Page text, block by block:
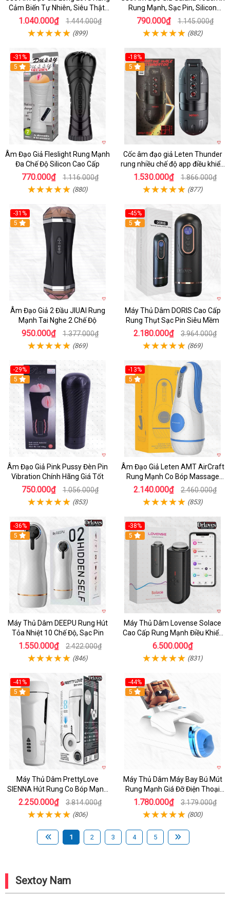
Cảm Biến Tự Nhiên, Siêu Thật,
Sướng
1.040.000₫ 1.444.000₫
(899)
Rung Mạnh, Sạc Pin, Silicon
Mềm
790.000₫ 1.145.000₫
(882)
-31%
5
Âm Đạo Giả Fleslight Rung Mạnh
Đa Chế Độ Silicon Cao Cấp
770.000₫ 1.116.000₫
(880)
-18%
5
Cốc âm đạo giả Leten Thunder
rung nhiều chế độ app điều khiển
tiện lợi
1.530.000₫ 1.866.000₫
(877)
-31%
5
Âm Đạo Giả 2 Đầu JIUAI Rung
Mạnh Tai Nghe 2 Chế Độ
950.000₫ 1.377.000₫
(869)
-45%
Hot
5
Máy Thủ Dâm DORIS Cao Cấp
Rung Thụt Sạc Pin Siêu Mềm
2.180.000₫ 3.964.000₫
(869)
-29%
5
Âm Đạo Giả Pink Pussy Đèn Pin
Vibration Chính Hãng Giá Tốt
750.000₫ 1.056.000₫
(853)
-13%
5
Âm Đạo Giả Leten AMT AirCraft
Rung Mạnh Co Bóp Massage
Êm Ái
2.140.000₫ 2.460.000₫
(853)
-36%
Hot
5
Máy Thủ Dâm DEEPU Rung Hút
Tỏa Nhiệt 10 Chế Độ, Sạc Pin
1.550.000₫ 2.422.000₫
(846)
-38%
Hot
5
Máy Thủ Dâm Lovense Solace
Cao Cấp Rung Mạnh Điều Khiển
App
6.500.000₫
(831)
-41%
Hot
5
Máy Thủ Dâm PrettyLove
SIENNA Hút Rung Co Bóp Mạnh
Mẽ Nam
2.250.000₫ 3.814.000₫
(806)
-44%
Hot
5
Máy Thủ Dâm Máy Bay Bú Mút
Rung Mạnh Giá Đỡ Điện Thoại
Chính Hãng
1.780.000₫ 3.179.000₫
(800)
1 2 3 4 5
Sextoy Nam